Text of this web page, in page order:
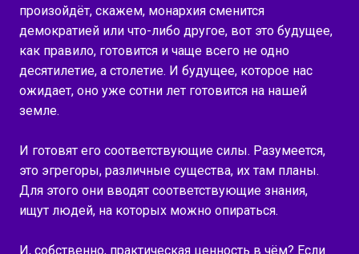
произойдёт, скажем, монархия сменится
демократией или что-либо другое, вот это будущее,
как правило, готовится и чаще всего не одно
десятилетие, а столетие. И будущее, которое нас
ожидает, оно уже сотни лет готовится на нашей
земле.
И готовят его соответствующие силы. Разумеется,
это эгрегоры, различные существа, их там планы.
Для этого они вводят соответствующие знания,
ищут людей, на которых можно опираться.
И, собственно, практическая ценность в чём? Если